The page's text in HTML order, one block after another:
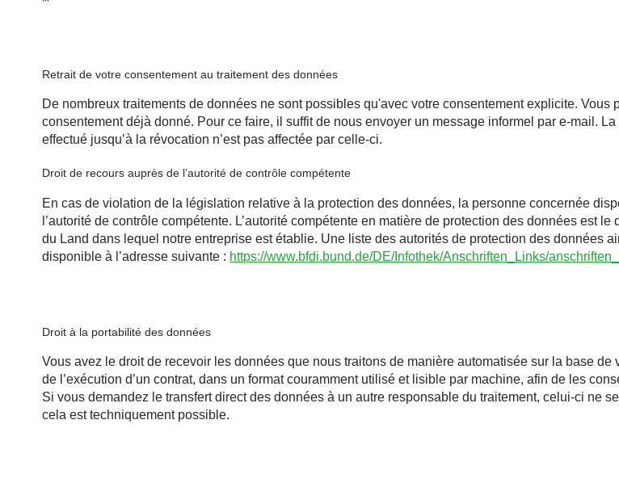
```
Retrait de votre consentement au traitement des données
De nombreux traitements de données ne sont possibles qu'avec votre consentement explicite. Vous
consentement déjà donné. Pour ce faire, il suffit de nous envoyer un message informel par e-mail.
effectué jusqu’à la révocation n’est pas affectée par celle-ci.
Droit de recours auprès de l’autorité de contrôle compétente
En cas de violation de la législation relative à la protection des données, la personne concernée
l’autorité de contrôle compétente. L’autorité compétente en matière de protection des données est
du Land dans lequel notre entreprise est établie. Une liste des autorités de protection des données
disponible à l’adresse suivante : https://www.bfdi.bund.de/DE/Infothek/Anschriften_Links/
Droit à la portabilité des données
Vous avez le droit de recevoir les données que nous traitons de manière automatisée sur la base de
de l’exécution d’un contrat, dans un format couramment utilisé et lisible par machine, afin de les
Si vous demandez le transfert direct des données à un autre responsable du traitement, celui-ci ne
cela est techniquement possible.